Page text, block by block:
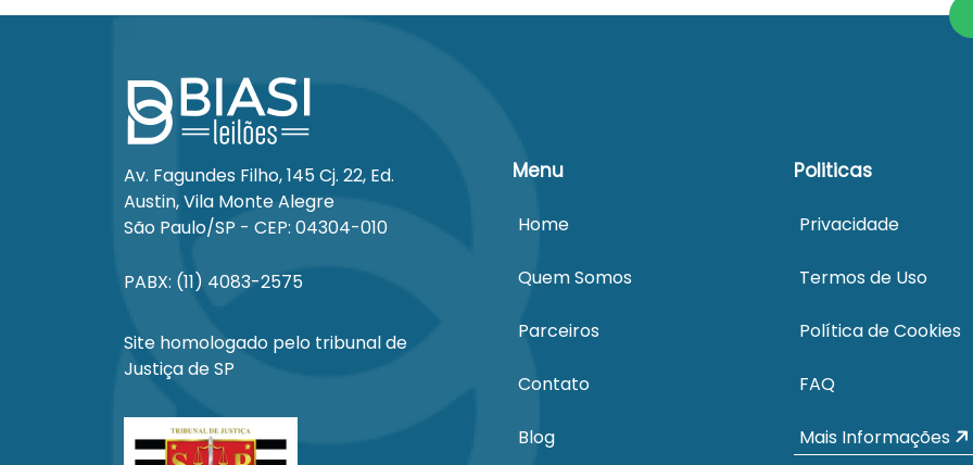
Av. Fagundes Filho, 145 Cj. 22, Ed.
Austin, Vila Monte Alegre
São Paulo/SP - CEP: 04304-010
PABX: (11) 4083-2575
Site homologado pelo tribunal de
Justiça de SP
Menu
Home
Quem Somos
Parceiros
Contato
Blog
Politicas
Privacidade
Termos de Uso
Política de Cookies
FAQ
Mais Informações